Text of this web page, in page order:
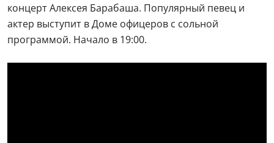
концерт Алексея Барабаша. Популярный певец и
актер выступит в Доме офицеров с сольной
программой. Начало в 19:00.